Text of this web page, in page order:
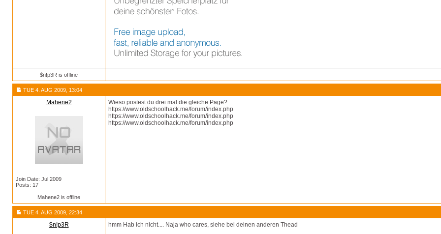
$n!p3R is offline
TUE 4. AUG 2009, 13:04
Mahene2
Join Date: Jul 2009
Posts: 17
Wieso postest du drei mal die gleiche Page?
https://www.oldschoolhack.me/forum/index.php
https://www.oldschoolhack.me/forum/index.php
https://www.oldschoolhack.me/forum/index.php
Mahene2 is offline
TUE 4. AUG 2009, 22:34
$n!p3R
hmm Hab ich nicht.... Naja who cares, siehe bei deinen anderen Thead